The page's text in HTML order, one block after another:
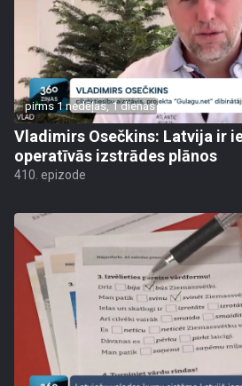
pirms 1 nedēļas, 1 dienas
Vladimirs Osečkins: Latvija ir
operatīvās izstrādes plānos
410. epizode